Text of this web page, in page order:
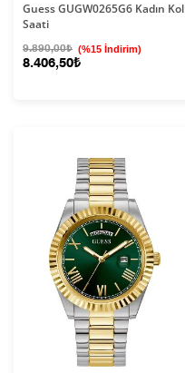
Guess GUGW0265G6 Kadın Kol
Saati
9.890,00₺ (%15 İndirim)
8.406,50₺